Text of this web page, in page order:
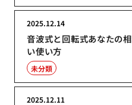
音波式と回転式あなたの
い使い方
2025.12.14
未分類
2025.12.11